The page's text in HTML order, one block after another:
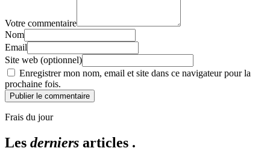
Votre commentaire
Nom
Email
Site web (optionnel)
Enregistrer mon nom, email et site dans ce navigateur pour la
prochaine fois.
Publier le commentaire
Frais du jour
Les derniers articles .